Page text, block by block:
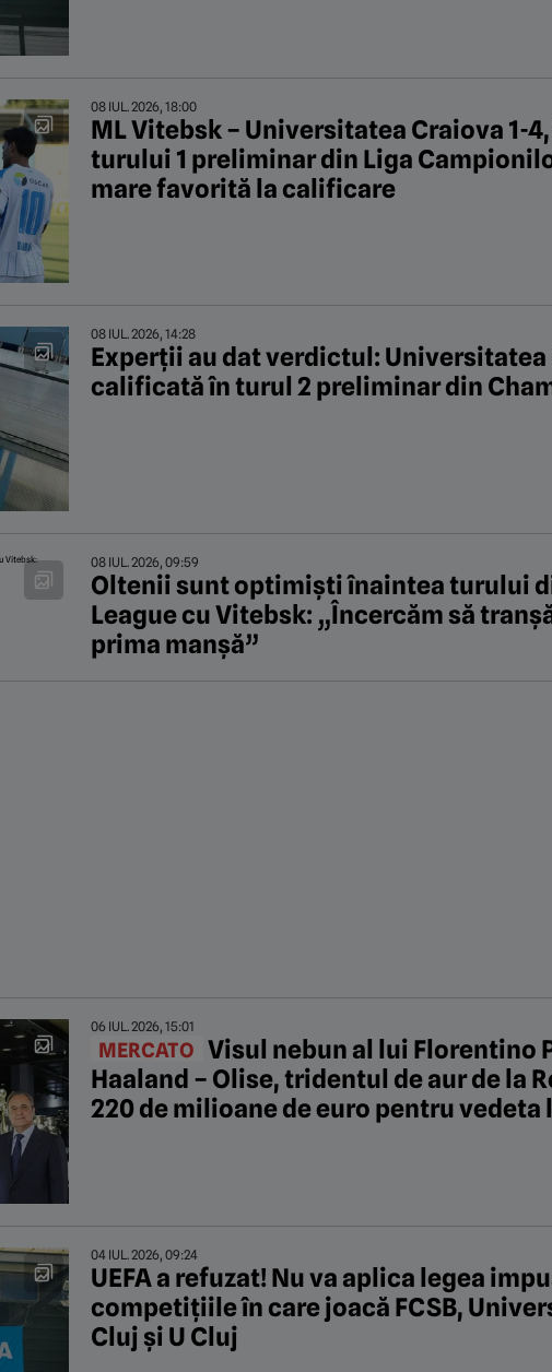
08 IUL. 2026, 18:00
ML Vitebsk – Universitatea Craiova 1-
turului 1 preliminar din Liga
mare favorită la calificare
08 IUL. 2026, 14:28
Experții au dat verdictul: Universitatea
calificată în turul 2 preliminar din
08 IUL. 2026, 09:59
Oltenii sunt optimişti înaintea turului
League cu Vitebsk: „Încercăm să
prima manșă”
06 IUL. 2026, 15:01
MERCATO Visul nebun al lui Florentino
Haaland – Olise, tridentul de aur de la
220 de milioane de euro pentru vedeta
04 IUL. 2026, 09:24
UEFA a refuzat! Nu va aplica legea
competițiile în care joacă FCSB,
Cluj și U Cluj